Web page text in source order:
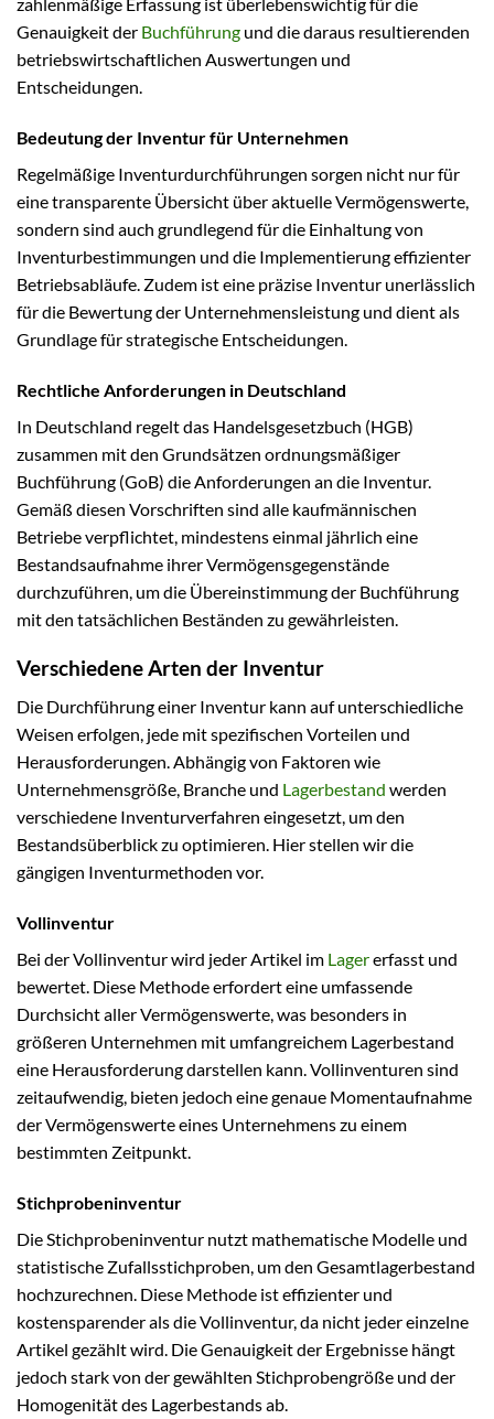
Genauigkeit der Buchführung und die daraus resultierenden
betriebswirtschaftlichen Auswertungen und
Entscheidungen.
Bedeutung der Inventur für Unternehmen
Regelmäßige Inventurdurchführungen sorgen nicht nur für
eine transparente Übersicht über aktuelle Vermögenswerte,
sondern sind auch grundlegend für die Einhaltung von
Inventurbestimmungen und die Implementierung effizienter
Betriebsabläufe. Zudem ist eine präzise Inventur unerlässlich
für die Bewertung der Unternehmensleistung und dient als
Grundlage für strategische Entscheidungen.
Rechtliche Anforderungen in Deutschland
In Deutschland regelt das Handelsgesetzbuch (HGB)
zusammen mit den Grundsätzen ordnungsmäßiger
Buchführung (GoB) die Anforderungen an die Inventur.
Gemäß diesen Vorschriften sind alle kaufmännischen
Betriebe verpflichtet, mindestens einmal jährlich eine
Bestandsaufnahme ihrer Vermögensgegenstände
durchzuführen, um die Übereinstimmung der Buchführung
mit den tatsächlichen Beständen zu gewährleisten.
Verschiedene Arten der Inventur
Die Durchführung einer Inventur kann auf unterschiedliche
Weisen erfolgen, jede mit spezifischen Vorteilen und
Herausforderungen. Abhängig von Faktoren wie
Unternehmensgröße, Branche und Lagerbestand werden
verschiedene Inventurverfahren eingesetzt, um den
Bestandsüberblick zu optimieren. Hier stellen wir die
gängigen Inventurmethoden vor.
Vollinventur
Bei der Vollinventur wird jeder Artikel im Lagererfasst und
bewertet. Diese Methode erfordert eine umfassende
Durchsicht aller Vermögenswerte, was besonders in
größeren Unternehmen mit umfangreichem Lagerbestand
eine Herausforderung darstellen kann. Vollinventuren sind
zeitaufwendig, bieten jedoch eine genaue Momentaufnahme
der Vermögenswerte eines Unternehmens zu einem
bestimmten Zeitpunkt.
Stichprobeninventur
Die Stichprobeninventur nutzt mathematische Modelle und
statistische Zufallsstichproben, um den Gesamtlagerbestand
hochzurechnen. Diese Methode ist effizienter und
kostensparender als die Vollinventur, da nicht jeder einzelne
Artikel gezählt wird. Die Genauigkeit der Ergebnisse hängt
jedoch stark von der gewählten Stichprobengröße und der
Homogenität des Lagerbestands ab.